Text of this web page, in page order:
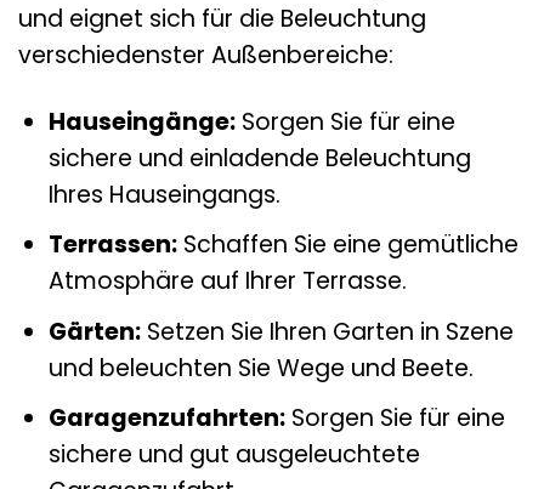
und eignet sich für die Beleuchtung
verschiedenster Außenbereiche:
Hauseingänge:Sorgen Sie für eine
sichere und einladende Beleuchtung
Ihres Hauseingangs.
Terrassen:Schaffen Sie eine gemütliche
Atmosphäre auf Ihrer Terrasse.
Gärten:Setzen Sie Ihren Garten in Szene
und beleuchten Sie Wege und Beete.
Garagenzufahrten:Sorgen Sie für eine
sichere und gut ausgeleuchtete